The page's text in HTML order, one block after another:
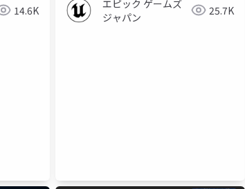
14.6K
エピック ゲームズ
ジャパン
25.7K